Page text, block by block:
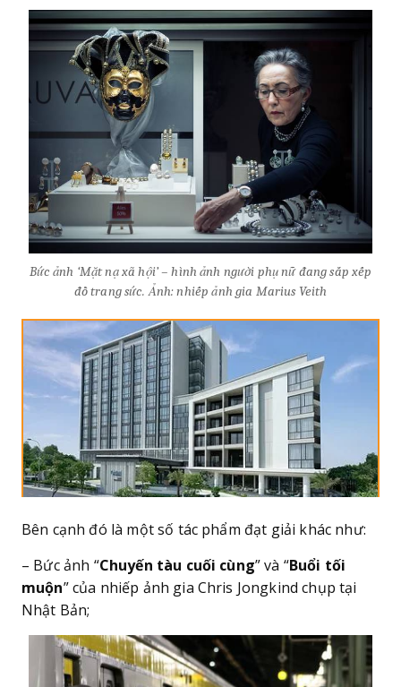
Bức ảnh ‘Mặt nạ xã hội’ – hình ảnh người phụ nữ đang sắp xếp
đồ trang sức. Ảnh: nhiếp ảnh gia Marius Veith
Bên cạnh đó là một số tác phẩm đạt giải khác như:
– Bức ảnh “Chuyến tàu cuối cùng” và “Buổi tối
muộn” của nhiếp ảnh gia Chris Jongkind chụp tại
Nhật Bản;